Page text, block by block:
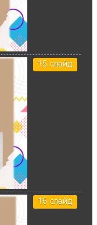
15 слайд
16 слайд